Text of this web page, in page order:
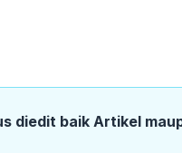
diedit baik Artikel